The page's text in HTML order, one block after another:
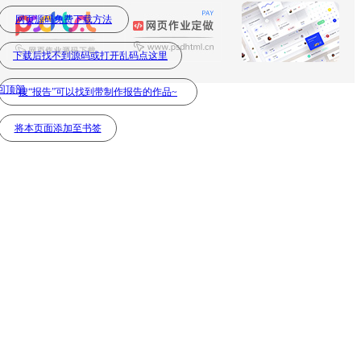
网页源码免费下载方法
下载后找不到源码或打开乱码点这里
搜“报告”可以找到带制作报告的作品~
将本页面添加至书签
顶部